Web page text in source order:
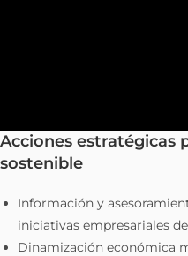
Acciones estratégicas
sostenible
Información y
iniciativas empresariales
Dinamización económica